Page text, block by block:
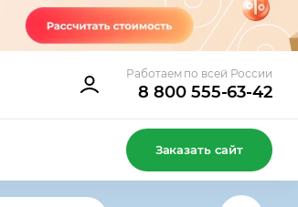
Работаем по всей России
8 800 555-63-42
Заказать сайт